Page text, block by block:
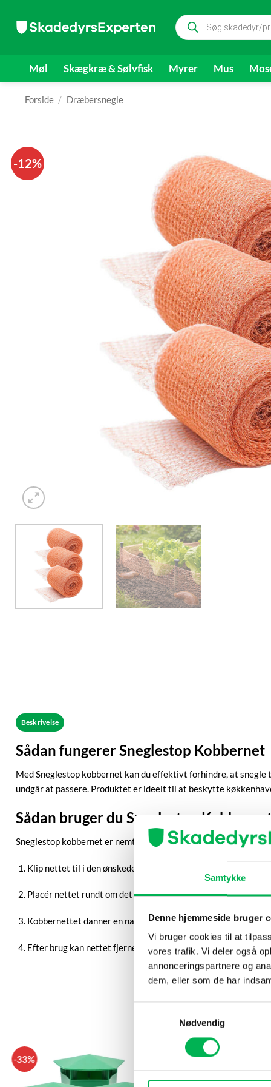
Samtykke
Denne hjemmeside bruger
Vi bruger cookies til at
vores trafik. Vi deler også
annonceringspartnere og
dem, eller som de har
Nødvendig
indhold
Products
search
Møl Skægkræ & Sølvfisk Myrer Mus
Forside / Dræbersnegle
-12%
Beskrivelse
Sådan fungerer Sneglestop Kobbernet
Med Sneglestop kobbernet kan du effektivt forhindre, at
undgår at passere. Produktet er ideelt til at beskytte
Sådan bruger du Sneglestop Kobbernet
Sneglestop kobbernet er nemt at bruge og kan formes efter
Klip nettet til i den ønskede længde. Brug handsker for at
Placér nettet rundt om det område, du vil beskytte – for
Kobbernettet danner en naturlig barriere, som snegle undgår
Efter brug kan nettet fjernes, rengøres og genbruges efter
-33%